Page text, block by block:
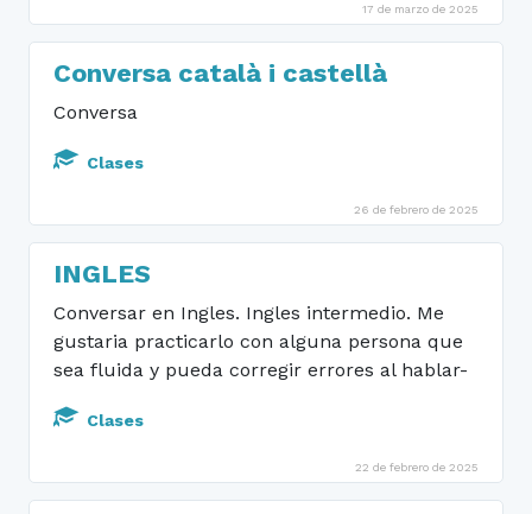
17 de marzo de 2025
Conversa català i castellà
Conversa
Clases
26 de febrero de 2025
INGLES
Conversar en Ingles. Ingles intermedio. Me
gustaria practicarlo con alguna persona que
sea fluida y pueda corregir errores al hablar-
Clases
22 de febrero de 2025